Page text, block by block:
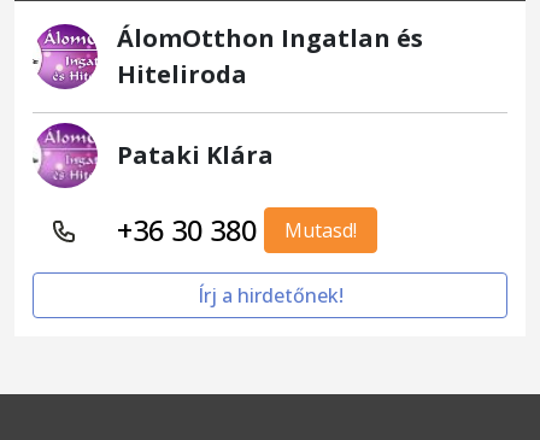
ÁlomOtthon Ingatlan és
Hiteliroda
Pataki Klára
+36 30 380 Mutasd!
Írj a hirdetőnek!